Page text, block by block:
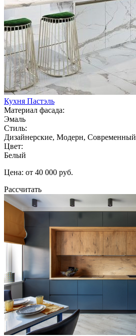
Кухня Пастэль
Материал фасада:
Эмаль
Стиль:
Дизайнерские, Модерн, Современный
Цвет:
Белый
Цена: от 40 000 руб.
Рассчитать